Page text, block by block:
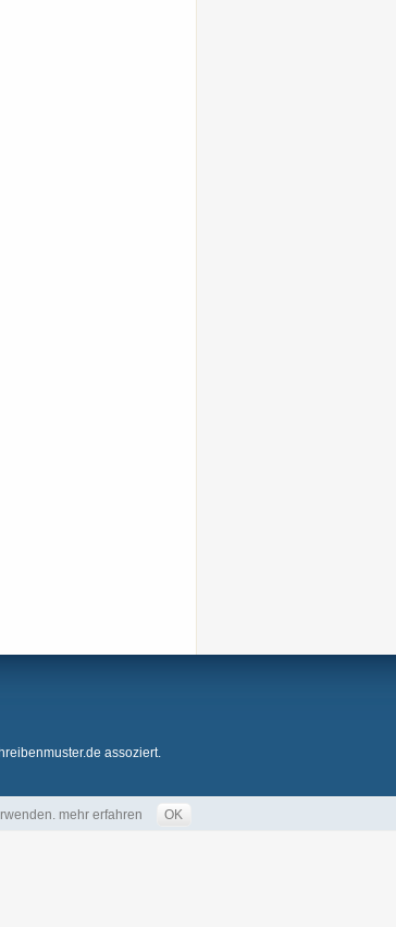
assoziert.
mehr erfahren OK